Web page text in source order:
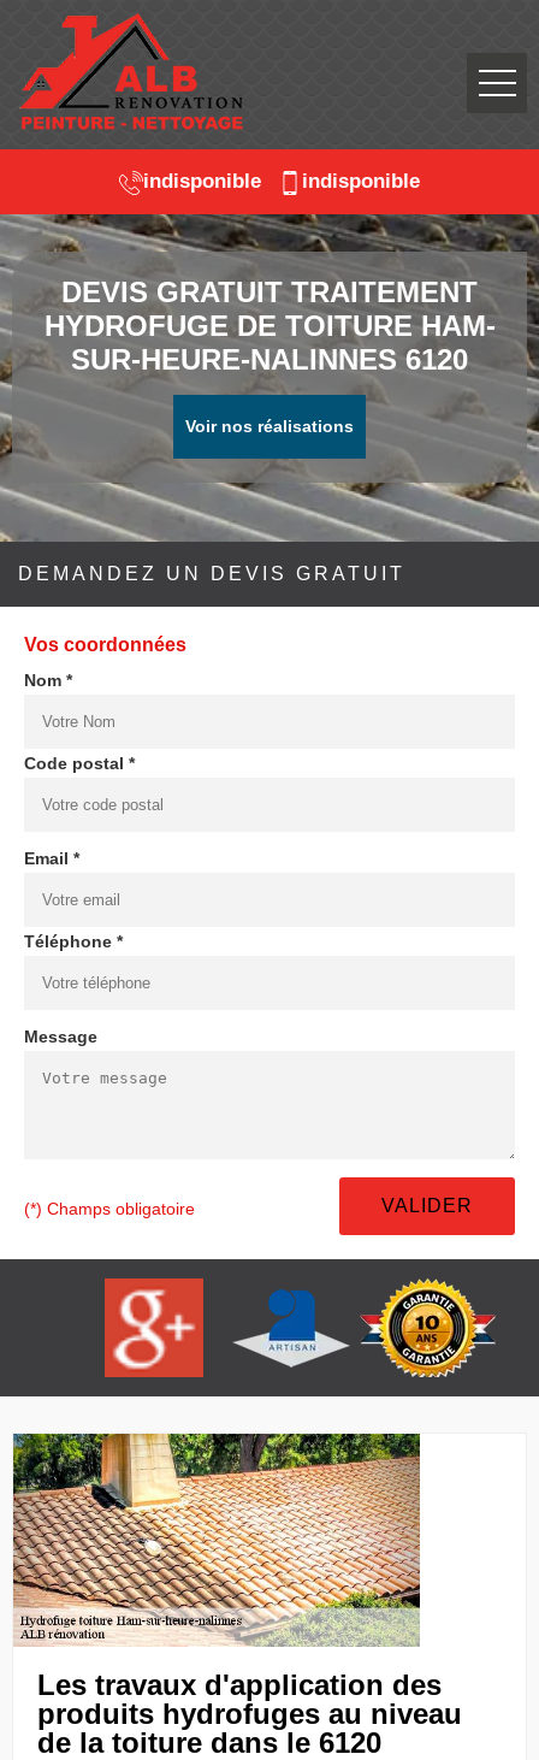
indisponible indisponible
DEVIS GRATUIT TRAITEMENT
HYDROFUGE DE TOITURE HAM-
SUR-HEURE-NALINNES 6120
Voir nos réalisations
DEMANDEZ UN DEVIS GRATUIT
Vos coordonnées
Nom *
Code postal *
Email *
Téléphone *
Message
(*) Champs obligatoire
Les travaux d'application des
produits hydrofuges au niveau
de la toiture dans le 6120